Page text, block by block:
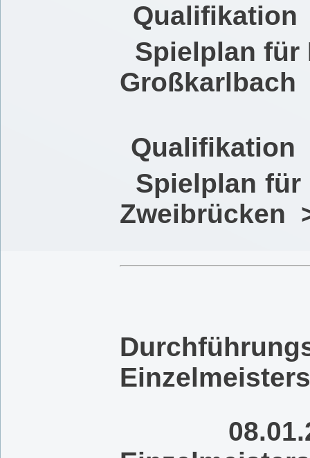
Qualifikation
Spielplan
Qualifikation
Spielplan
Zweibrücken